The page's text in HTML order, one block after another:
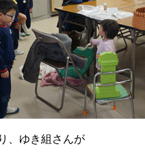
、ゆき組さんが